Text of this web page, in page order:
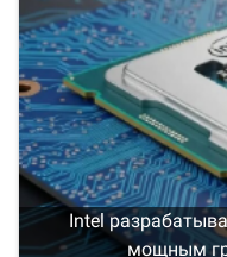
Intel
мощным